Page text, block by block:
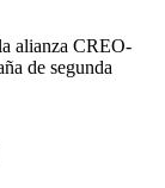
alianza CREO-
de segunda